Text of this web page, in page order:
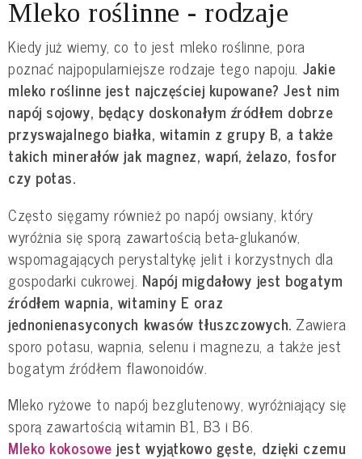
Mleko roślinne - rodzaje
Kiedy już wiemy, co to jest mleko roślinne, pora
poznać najpopularniejsze rodzaje tego napoju. Jakie
mleko roślinne jest najczęściej kupowane? Jest nim
napój sojowy, będący doskonałym źródłem dobrze
przyswajalnego białka, witamin z grupy B, a także
takich minerałów jak magnez, wapń, żelazo, fosfor
czy potas.
Często sięgamy również po napój owsiany, który
wyróżnia się sporą zawartością beta-glukanów,
wspomagających perystaltykę jelit i korzystnych dla
gospodarki cukrowej. Napój migdałowy jest bogatym
źródłem wapnia, witaminy E oraz
jednonienasyconych kwasów tłuszczowych. Zawiera
sporo potasu, wapnia, selenu i magnezu, a także jest
bogatym źródłem flawonoidów.
Mleko ryżowe to napój bezglutenowy, wyróżniający się
sporą zawartością witamin B1, B3 i B6.
Mleko kokosowe jest wyjątkowo gęste, dzięki czemu